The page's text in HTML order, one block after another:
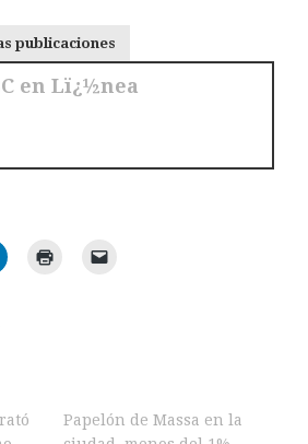
publicaciones
en Lï¿½nea
Papelón de Massa en la